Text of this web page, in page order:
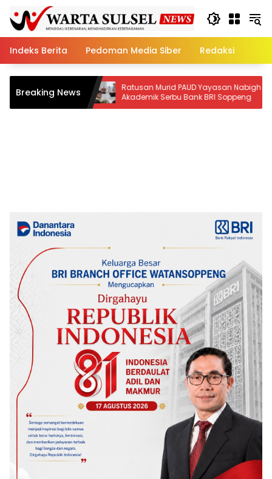
content
Indeks Berita
Pedoman Media Siber Redaksi
Breaking NewsRatusan Murid PAUD Yayasan Nabigh
Akademik Serbu Bank BRI Soppeng
Rekam
Kembali